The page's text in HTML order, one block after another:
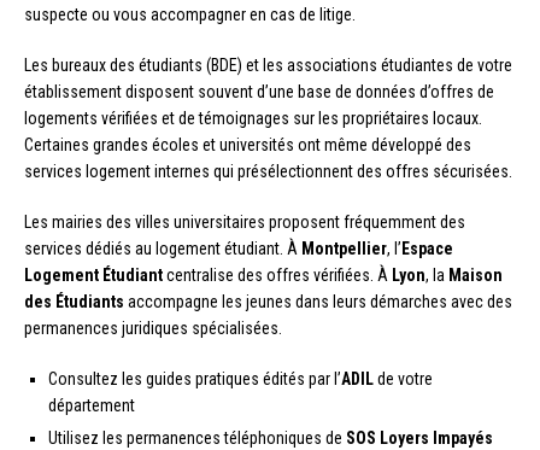
suspecte ou vous accompagner en cas de litige.
Les bureaux des étudiants (BDE) et les associations étudiantes de votre
établissement disposent souvent d’une base de données d’offres de
logements vérifiées et de témoignages sur les propriétaires locaux.
Certaines grandes écoles et universités ont même développé des
services logement internes qui présélectionnent des offres sécurisées.
Les mairies des villes universitaires proposent fréquemment des
services dédiés au logement étudiant. À Montpellier, l’ Espace
Logement Étudiantcentralise des offres vérifiées. À Lyon, la Maison
des Étudiants accompagne les jeunes dans leurs démarches avec des
permanences juridiques spécialisées.
Consultez les guides pratiques édités par l’ADILde votre
département
Utilisez les permanences téléphoniques de SOS Loyers Impayés